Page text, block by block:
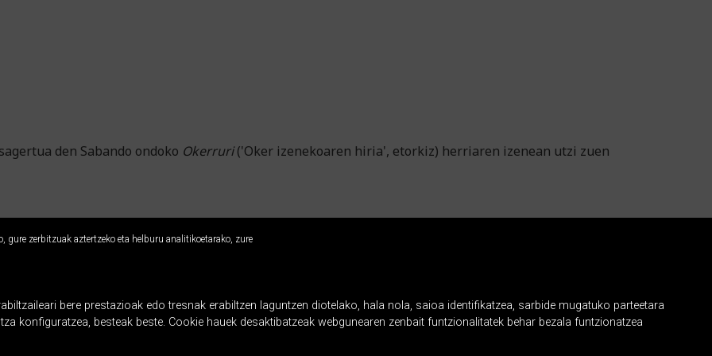
den Sabando ondoko Okerruri('Oker izenekoaren hiria', etorkiz) herriaren izenean utzi zuen
zerbitzuak aztertzeko eta helburu analitikoetarako, zure
bere prestazioak edo tresnak erabiltzen laguntzen diotelako, hala nola, saioa identifikatzea, sarbide mugatuko parteetara
konfiguratzea, besteak beste. Cookie hauek desaktibatzeak webgunearen zenbait funtzionalitatek behar bezala funtzionatzea